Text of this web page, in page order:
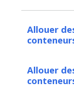
Allouer
Allouer